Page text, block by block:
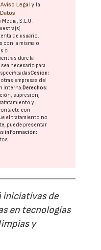
Aviso Legal y la
S.L.U.
de usuario.
con la misma o
o
dure la
necesario para
Cesión:
empresas del
interna.Derechos:
supresión,
y
con
el tratamiento no
puede presentar
información:
iniciativas de
en tecnologías
y